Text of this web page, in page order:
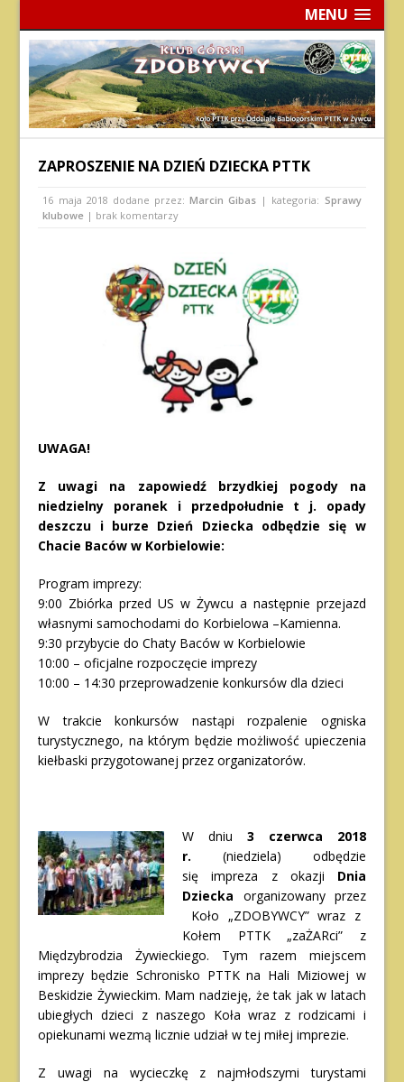
MENU
ZAPROSZENIE NA DZIEŃ DZIECKA PTTK
16 maja 2018 dodane przez:Marcin Gibas | kategoria: Sprawy
klubowe | brak komentarzy
UWAGA!
Z uwagi na zapowiedź brzydkiej pogody na
niedzielny poranek i przedpołudnie t j. opady
deszczu i burze Dzień Dziecka odbędzie się w
Chacie Baców w Korbielowie:
Program imprezy:
9:00 Zbiórka przed US w Żywcu a następnie przejazd
własnymi samochodami do Korbielowa –Kamienna.
9:30 przybycie do Chaty Baców w Korbielowie
10:00 – oficjalne rozpoczęcie imprezy
10:00 – 14:30 przeprowadzenie konkursów dla dzieci
W trakcie konkursów nastąpi rozpalenie ogniska
turystycznego, na którym będzie możliwość upieczenia
kiełbaski przygotowanej przez organizatorów.
W dniu 3 czerwca 2018
r. (niedziela) odbędzie
się impreza z okazji Dnia
Dziecka organizowany przez
Koło „ZDOBYWCY” wraz z
Kołem PTTK „zaŻARci” z
Międzybrodzia Żywieckiego. Tym razem miejscem
imprezy będzie Schronisko PTTK na Hali Miziowej w
Beskidzie Żywieckim. Mam nadzieję, że tak jak w latach
ubiegłych dzieci z naszego Koła wraz z rodzicami i
opiekunami wezmą licznie udział w tej miłej imprezie.
Z uwagi na wycieczkę z najmłodszymi turystami